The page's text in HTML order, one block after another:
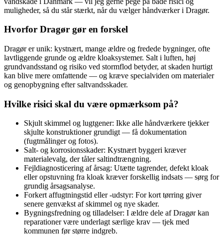
muligheder, så du står stærkt, når du vælger håndværker i Dragør.
Hvorfor Dragør gør en forskel
Dragør er unik: kystnært, mange ældre og fredede bygninger, ofte
lavtliggende grunde og ældre kloaksystemer. Salt i luften, høj
grundvandsstand og risiko ved stormflod betyder, at skaden hurtigt
kan blive mere omfattende — og kræve specialviden om materialer
og genopbygning efter saltvandsskader.
Hvilke risici skal du være opmærksom på?
Skjult skimmel og lugtgener: Ikke alle håndværkere tjekker
skjulte konstruktioner grundigt — få dokumentation
(fugtmålinger og fotos).
Salt- og korrosionsskader: Kystnært byggeri kræver
materialevalg, der tåler saltindtrængning.
Fejldiagnosticering af årsag: Utætte tagrender, defekt kloak
eller opstuvning fra kloak kræver forskellig indsats — sørg for
grundig årsagsanalyse.
Forkert affugtningstid eller -udstyr: For kort tørring giver
senere genvækst af skimmel og nye skader.
Bygningsfredning og tilladelser: I ældre dele af Dragør kan
reparationer være underlagt særlige krav — tjek med
kommunen før større indgreb.